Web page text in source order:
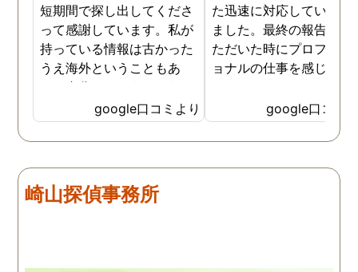
短期間で探し出してくださ
って感謝しています。私が
持っている情報は古かった
うえ海外ということもあ
り、自分ではどうしようも
なく諦めかけていた時に
Japan PI さんに巡り会
い、その方が今も元気でい
本当にありがとうございま
した。
google口コミより
た迅速に対応していただ
ました。最終の報告書を
ただいた時にプロフェッ
ョナルの仕事を感じまし
google口コミ
崎山探偵事務所